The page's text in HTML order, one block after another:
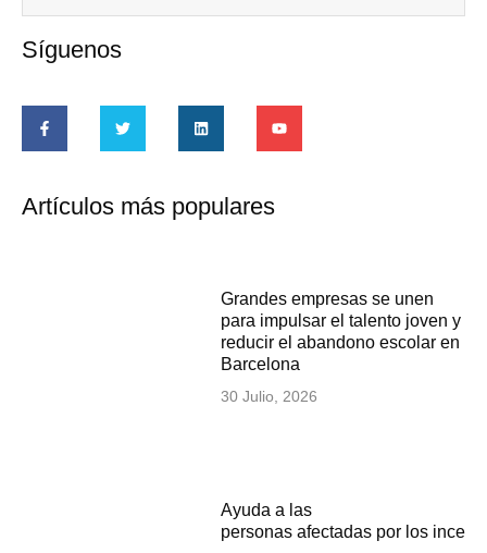
Síguenos
Artículos más populares
Grandes empresas se unen
para impulsar el talento joven y
reducir el abandono escolar en
Barcelona
30 Julio, 2026
Ayuda a las
personas afectadas por los